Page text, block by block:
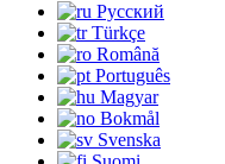
Русский
Türkçe
Română
Português
Magyar
Bokmål
Svenska